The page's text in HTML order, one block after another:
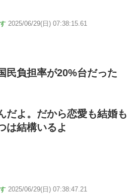
2025/06/29(日) 07:38:15.61
民負担率が20%台だった
だよ。だから恋愛も結婚も
は結構いるよ
2025/06/29(日) 07:38:47.21